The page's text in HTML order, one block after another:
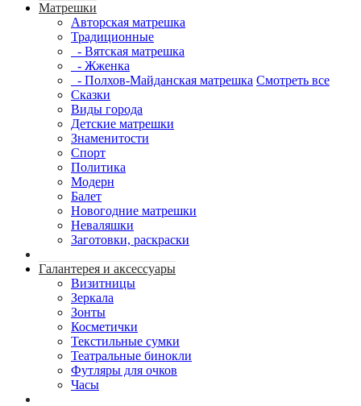
Матрешки
Авторская матрешка
Традиционные
- Вятская матрешка
- Жженка
- Полхов-Майданская матрешка Смотреть все
Сказки
Виды города
Детские матрешки
Знаменитости
Спорт
Политика
Модерн
Балет
Новогодние матрешки
Неваляшки
Заготовки, раскраски
Галантерея и аксессуары
Визитницы
Зеркала
Зонты
Косметички
Текстильные сумки
Театральные бинокли
Футляры для очков
Часы